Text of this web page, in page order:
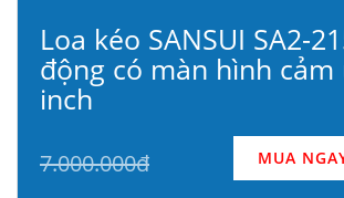
Loa kéo SANSUI SA2-
động có màn hình cảm
inch
7.000.000đ MUA